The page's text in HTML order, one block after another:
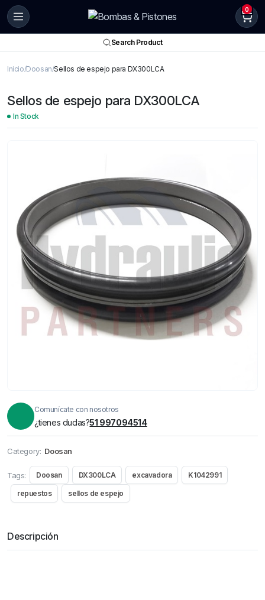
0
Search Product
Inicio Doosan Sellos de espejo para DX300LCA
Sellos de espejo para DX300LCA
In Stock
Comunícate con nosotros
¿tienes dudas?51 997094514
Category: Doosan
Tags: Doosan DX300LCA excavadora K1042991
repuestos sellos de espejo
Descripción